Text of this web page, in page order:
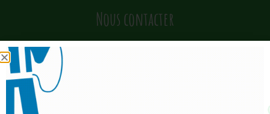
Nous contacter